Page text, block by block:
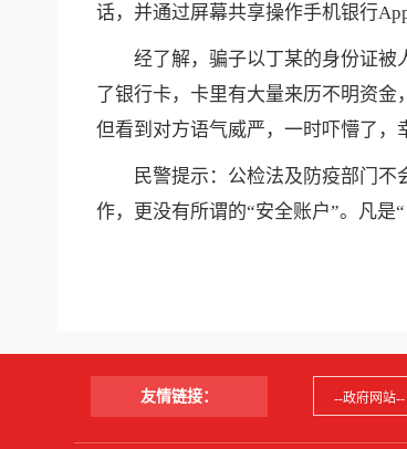
话，并通过屏幕共享操作手机银行
经了解，骗子以丁某的身份证被人
了银行卡，卡里有大量来历不明资金
但看到对方语气威严，一时吓懵了
民警提示：公检法及防疫部门不会
作，更没有所谓的“安全账户”。凡是
友情链接：